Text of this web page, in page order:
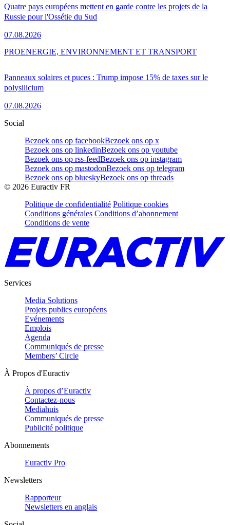
Quatre pays européens mettent en garde contre les projets de la
Russie pour l'Ossétie du Sud
07.08.2026
Panneaux solaires et puces : Trump impose 15% de taxes sur le
polysilicium
07.08.2026
PROENERGIE, ENVIRONNEMENT ET TRANSPORT
Social
Bezoek ons op facebookBezoek ons op x
Bezoek ons op linkedinBezoek ons op youtube
Bezoek ons op rss-feedBezoek ons op instagram
Bezoek ons op mastodonBezoek ons op telegram
Bezoek ons op blueskyBezoek ons op threads
© 2026 Euractiv FR
Politique de confidentialité Politique cookies
Conditions générales Conditions d’abonnement
Conditions de vente
Services
Media Solutions
Projets publics européens
Evénements
Emplois
Agenda
Communiqués de presse
Members’ Circle
À Propos d'Euractiv
À propos d’Euractiv
Contactez-nous
Mediahuis
Communiqués de presse
Publicité politique
Abonnements
Euractiv Pro
Newsletters
Rapporteur
Newsletters en anglais